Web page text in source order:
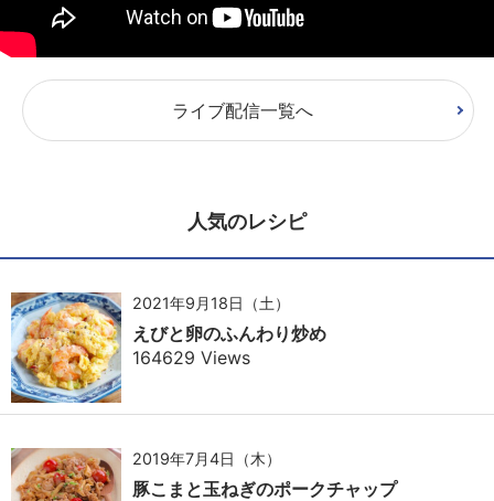
ライブ配信一覧へ
人気のレシピ
2021年9月18日（土）
えびと卵のふんわり炒め
164629 Views
2019年7月4日（木）
豚こまと玉ねぎのポークチャップ